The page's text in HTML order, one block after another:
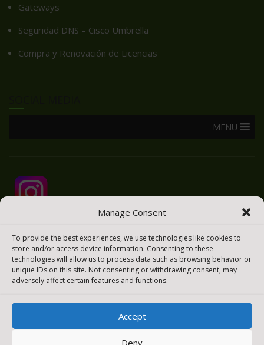
Manage Consent
To provide the best experiences, we use technologies like cookies to
store and/or access device information. Consenting to these
technologies will allow us to process data such as browsing behavior or
unique IDs on this site. Not consenting or withdrawing consent, may
adversely affect certain features and functions.
Accept
Deny
Gateways
Seguridad DNS – Cisco Umbrella
Compra y Renovación de Licencias
MENU